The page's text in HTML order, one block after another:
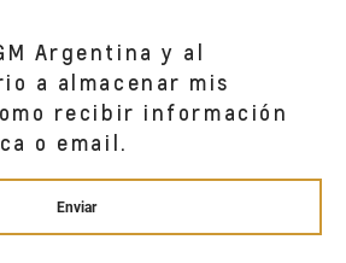
Argentina y al
a almacenar mis
recibir información
o email.
Enviar